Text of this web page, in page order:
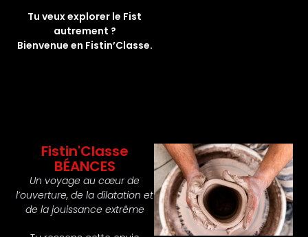
Tu veux explorer le Fist
autrement ?
Bienvenue en Fistin’Classe.
Fistin'Classe
BÉANCES
Un voyage au cœur de
l’ouverture, de la dilatation et
de la jouissance extrême